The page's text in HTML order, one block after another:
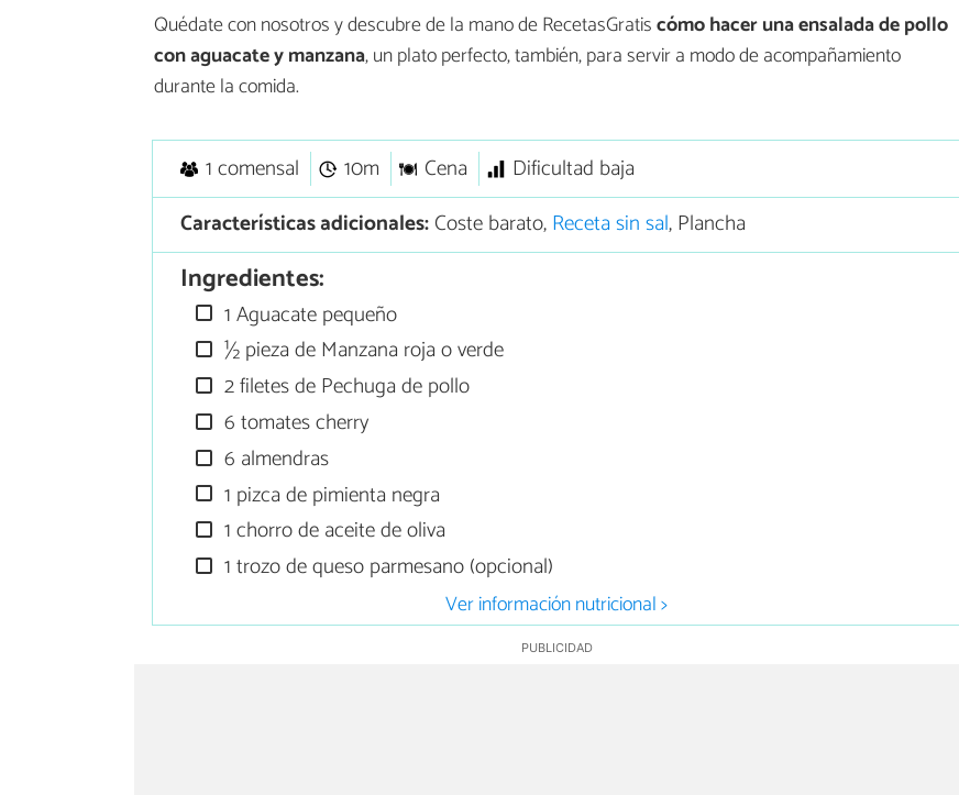
Quédate con nosotros y descubre de la mano de RecetasGratiscómo hacer una ensalada de pollo
con aguacate y manzana, un plato perfecto, también, para servir a modo de acompañamiento
durante la comida.
1 comensal 10m Cena
Dificultad baja
Características adicionales:Coste barato,Receta sin sal, Plancha
Ingredientes:
1 Aguacate pequeño
½ pieza de Manzana roja o verde
2 filetes de Pechuga de pollo
6 tomates cherry
6 almendras
1 pizca de pimienta negra
1 chorro de aceite de oliva
1 trozo de queso parmesano (opcional)
Ver información nutricional >